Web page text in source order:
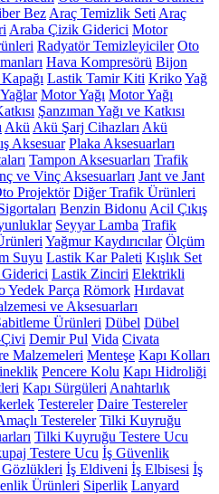
Bez Araç Temizlik Seti Araç
Araba Çizik Giderici Motor
Radyatör Temizleyiciler Oto
Hava Kompresörü Bijon
Lastik Tamir Kiti KrikoYağ
Motor Yağı Motor Yağı
Şanzıman Yağı ve Katkısı
Akü Akü Şarj Cihazları Akü
Aksesuar Plaka Aksesuarları
Tampon Aksesuarları Trafik
ve Vinç Aksesuarları Jant ve Jant
Projektör Diğer Trafik Ürünleri
Benzin Bidonu Acil Çıkış
Seyyar Lamba Trafik
Yağmur Kaydırıcılar Ölçüm
Suyu Lastik Kar Paleti Kışlık Set
Lastik Zinciri Elektrikli
Yedek Parça Römork Hırdavat
ve Aksesuarları
Ürünleri Dübel Dübel
Demir Pul Vida Civata
Malzemeleri Menteşe Kapı Kolları
Pencere Kolu Kapı Hidroliği
Kapı Sürgüleri Anahtarlık
Testereler Daire Testereler
Testereler Tilki Kuyruğu
Tilki Kuyruğu Testere Ucu
Testere Ucu İş Güvenlik
İş Eldiveni İş Elbisesi İş
Ürünleri Siperlik Lanyard